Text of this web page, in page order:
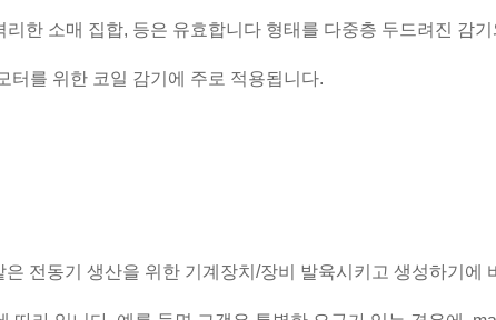
한 소매 집합, 등은 유효합니다 형태를 다중층 두드려진 감
터를 위한 코일 감기에 주로 적용됩니다.
전동기 생산을 위한 기계장치/장비 발육시키고 생성하기에